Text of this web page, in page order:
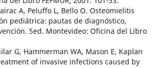
A, Peluffo L, Bello O. Osteomielitis
pediátrica: pautas de diagnóstico,
5ed. Montevideo: Oficina del Libro
G, Hammerman WA, Mason E, Kaplan
of invasive infections caused by